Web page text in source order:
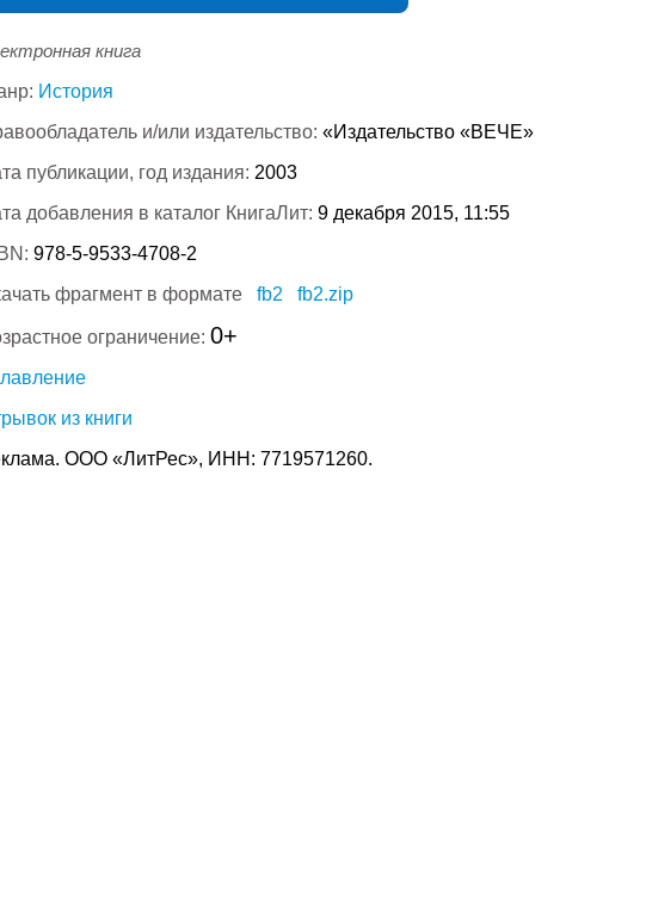
книга
История
и/или издательство: «Издательство «ВЕЧЕ»
публикации, год издания: 2003
добавления в каталог КнигаЛит: 9 декабря 2015, 11:55
978-5-9533-4708-2
фрагмент в формате
fb2 fb2.zip
ограничение: 0+
из книги
ООО «ЛитРес», ИНН: 7719571260.